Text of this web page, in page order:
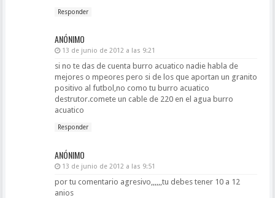
Responder
ANÓNIMO
13 de junio de 2012 a las 9:21
si no te das de cuenta burro acuatico nadie habla de
mejores o mpeores pero si de los que aportan un granito
positivo al futbol,no como tu burro acuatico
destrutor.comete un cable de 220 en el agua burro
acuatico
Responder
ANÓNIMO
13 de junio de 2012 a las 9:51
por tu comentario agresivo,,,,,,tu debes tener 10 a 12
anios